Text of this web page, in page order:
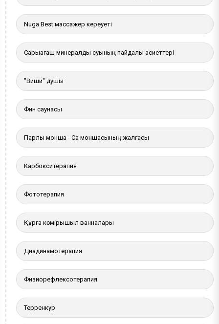
Nuga Best массажер кереуеті
Сарыағаш минералды суының пайдалы қасиеттері
"Виши" душы
Фин саунасы
Парлы монша - Сақ моншасының жалғасы
Карбокситерапия
Фототерапия
Құрғақ көмірқышқыл ванналары
Диадинамотерапия
Физиорефлексотерапия
Терренкур